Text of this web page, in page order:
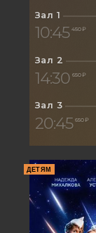
Зал 1
10:45 450 ₽
Зал 2
14:30 650 ₽
Зал 3
20:45 650 ₽
ДЕТЯМ